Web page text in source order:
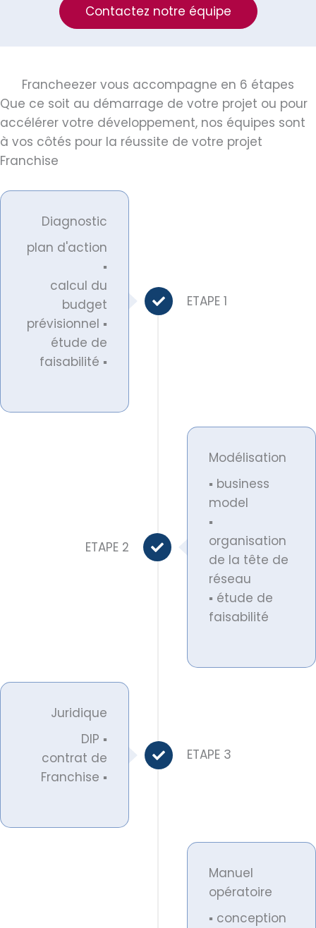
Contactez notre équipe
Francheezer vous accompagne en 6 étapes
Que ce soit au démarrage de votre projet ou pour
accélérer votre développement, nos équipes sont
à vos côtés pour la réussite de votre projet
Franchise
Diagnostic
plan d'action
▪
calcul du
budget
prévisionnel ▪
étude de
faisabilité ▪
ETAPE 1
Modélisation
▪ business
model
▪
organisation
de la tête de
réseau
▪ étude de
faisabilité
ETAPE 2
Juridique
DIP ▪
contrat de
Franchise ▪
ETAPE 3
Manuel
opératoire
▪ conception